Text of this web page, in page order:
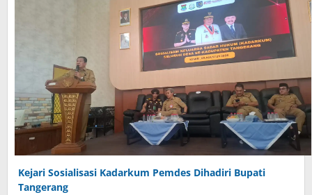
Kejari Sosialisasi Kadarkum Pemdes Dihadiri Bupati
Tangerang